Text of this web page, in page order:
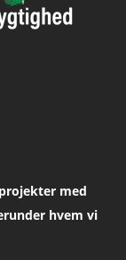
med
hvem vi